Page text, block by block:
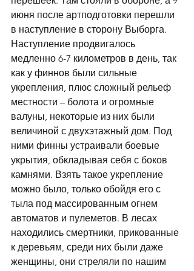
июня после артподготовки перешли
в наступление в сторону Выборга.
Наступление продвигалось
медленно 6-7 километров в день, так
как у финнов были сильные
укрепления, плюс сложный рельеф
местности – болота и огромные
валуны, некоторые из них были
величиной с двухэтажный дом. Под
ними финны устраивали боевые
укрытия, обкладывая себя с боков
камнями. Взять такое укрепление
можно было, только обойдя его с
тыла под массированным огнем
автоматов и пулеметов. В лесах
находились смертники, прикованные
к деревьям, среди них были даже
женщины, они стреляли по нашим